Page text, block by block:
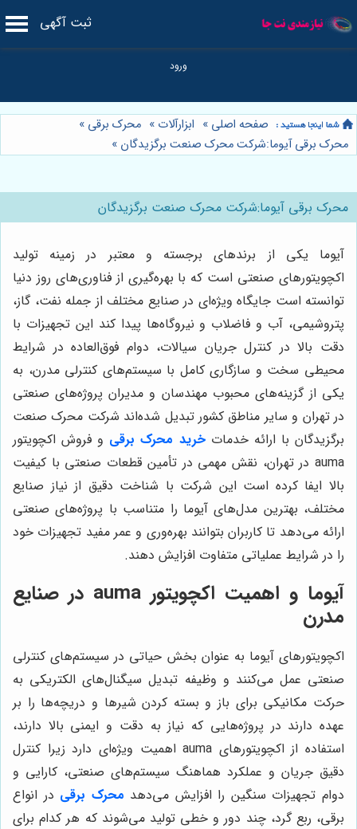
ثبت آگهی
صفحه اصلی » ابزارآلات » محرک برقی »
محرک برقی آیوما:شرکت محرک صنعت برگزیدگان »
محرک برقی آیوما:شرکت محرک صنعت برگزیدگان
آیوما یکی از برندهای برجسته و معتبر در زمینه تولید
اکچویتورهای صنعتی است که با بهره‌گیری از فناوری‌های روز دنیا
توانسته است جایگاه ویژه‌ای در صنایع مختلف از جمله نفت، گاز،
پتروشیمی، آب و فاضلاب و نیروگاه‌ها پیدا کند این تجهیزات با
دقت بالا در کنترل جریان سیالات، دوام فوق‌العاده در شرایط
محیطی سخت و سازگاری کامل با سیستم‌های کنترلی مدرن، به
یکی از گزینه‌های محبوب مهندسان و مدیران پروژه‌های صنعتی
در تهران و سایر مناطق کشور تبدیل شده‌اند شرکت محرک صنعت
برگزیدگان با ارائه خدمات خرید محرک برقی و فروش اکچویتور
auma در تهران، نقش مهمی در تأمین قطعات صنعتی با کیفیت
بالا ایفا کرده است این شرکت با شناخت دقیق از نیاز صنایع
مختلف، بهترین مدل‌های آیوما را متناسب با پروژه‌های صنعتی
ارائه می‌دهد تا کاربران بتوانند بهره‌وری و عمر مفید تجهیزات خود
را در شرایط عملیاتی متفاوت افزایش دهند.
آیوما و اهمیت اکچویتور auma در صنایع
مدرن
اکچویتورهای آیوما به عنوان بخش حیاتی در سیستم‌های کنترلی
صنعتی عمل می‌کنند و وظیفه تبدیل سیگنال‌های الکتریکی به
حرکت مکانیکی برای باز و بسته کردن شیرها و دریچه‌ها را بر
عهده دارند در پروژه‌هایی که نیاز به دقت و ایمنی بالا دارند،
استفاده از اکچویتورهای auma اهمیت ویژه‌ای دارد زیرا کنترل
دقیق جریان و عملکرد هماهنگ سیستم‌های صنعتی، کارایی و
دوام تجهیزات سنگین را افزایش می‌دهد محرک برقی در انواع
برقی، ربع گرد، چند دور و خطی تولید می‌شوند که هر کدام برای